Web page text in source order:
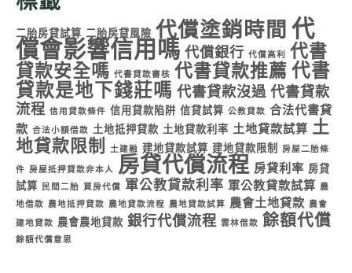
二胎房貸試算 二胎房貸風險 代償塗銷時間 代
償會影響信用嗎 代償銀行 代償高利
代書
貸款安全嗎 代書貸款審核 代書貸款推薦 代書
貸款是地下錢莊嗎 代書貸款沒過 代書貸款
流程 信用貸款條件 信用貸款陷阱 信貸試算 公教貸款 合法代書貸
款 合法小額借款 土地抵押貸款 土地貸款利率 土地貸款試算 土
地貸款限制
土建融 建地貸款試算 建地貸款限制 房屋二胎條
件 房屋抵押貸款非本人 房貸代償流程 房貸利率 房貸
試算
民間二胎 買房代償 軍公教貸款利率 軍公教貸款試算
農
地借款
農地抵押貸款 農地貸款流程 農地貸款試算 農會土地貸款 農會
建地貸款 農會農地貸款 銀行代償流程 雲林借款 餘額代償
餘額代償意思